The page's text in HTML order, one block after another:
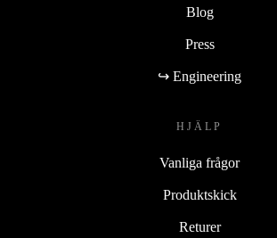
Blog
Press
↪ Engineering
HJÄLP
Vanliga frågor
Produktskick
Returer